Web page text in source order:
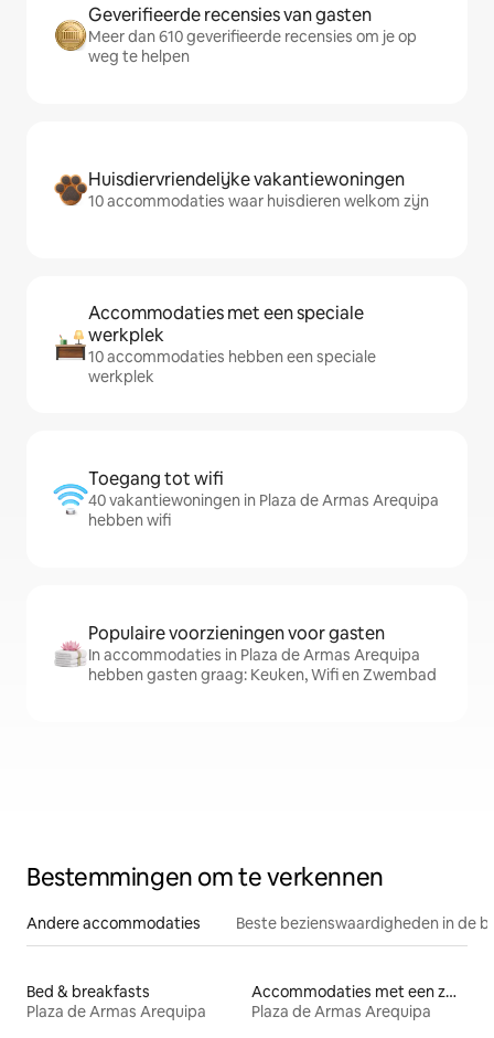
Geverifieerde recensies van gasten
Meer dan 610 geverifieerde recensies om je op
weg te helpen
Huisdiervriendelijke vakantiewoningen
10 accommodaties waar huisdieren welkom zijn
Accommodaties met een speciale
werkplek
10 accommodaties hebben een speciale
werkplek
Toegang tot wifi
40 vakantiewoningen in Plaza de Armas Arequipa
hebben wifi
Populaire voorzieningen voor gasten
In accommodaties in Plaza de Armas Arequipa
hebben gasten graag: Keuken, Wifi en Zwembad
Bestemmingen om te verkennen
Andere accommodaties Beste bezienswaardigheden in de
Bed & breakfasts
Plaza de Armas Arequipa
Accommodaties met een zwembad
Plaza de Armas Arequipa